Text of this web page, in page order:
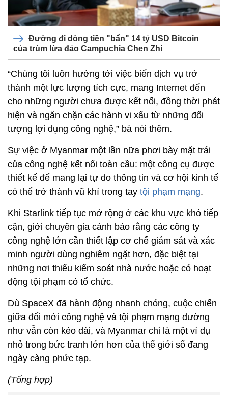
Đường đi dòng tiền "bẩn" 14 tỷ USD Bitcoin
của trùm lừa đảo Campuchia Chen Zhi
“Chúng tôi luôn hướng tới việc biến dịch vụ trở
thành một lực lượng tích cực, mang Internet đến
cho những người chưa được kết nối, đồng thời phát
hiện và ngăn chặn các hành vi xấu từ những đối
tượng lợi dụng công nghệ,” bà nói thêm.
Sự việc ở Myanmar một lần nữa phơi bày mặt trái
của công nghệ kết nối toàn cầu: một công cụ được
thiết kế để mang lại tự do thông tin và cơ hội kinh tế
có thể trở thành vũ khí trong tay tội phạm mạng.
Khi Starlink tiếp tục mở rộng ở các khu vực khó tiếp
cận, giới chuyên gia cảnh báo rằng các công ty
công nghệ lớn cần thiết lập cơ chế giám sát và xác
minh người dùng nghiêm ngặt hơn, đặc biệt tại
những nơi thiếu kiểm soát nhà nước hoặc có hoạt
động tội phạm có tổ chức.
Dù SpaceX đã hành động nhanh chóng, cuộc chiến
giữa đổi mới công nghệ và tội phạm mạng dường
như vẫn còn kéo dài, và Myanmar chỉ là một ví dụ
nhỏ trong bức tranh lớn hơn của thế giới số đang
ngày càng phức tạp.
(Tổng hợp)